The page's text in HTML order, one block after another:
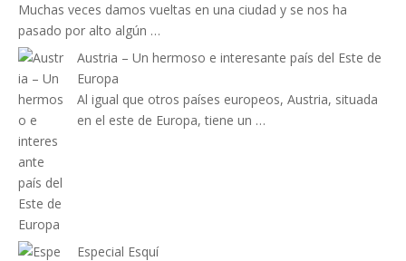
Muchas veces damos vueltas en una ciudad y se nos ha
pasado por alto algún …
Austria – Un hermoso e interesante país del Este de
Europa
Al igual que otros países europeos, Austria, situada
en el este de Europa, tiene un …
Especial Esquí